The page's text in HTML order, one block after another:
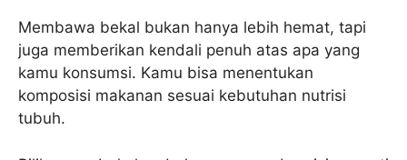
Membawa bekal bukan hanya lebih hemat, tapi
juga memberikan kendali penuh atas apa yang
kamu konsumsi. Kamu bisa menentukan
komposisi makanan sesuai kebutuhan nutrisi
tubuh.